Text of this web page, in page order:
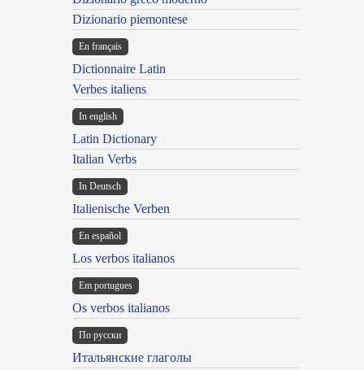
Dizionario piemontese
En français
Dictionnaire Latin
Verbes italiens
In english
Latin Dictionary
Italian Verbs
In Deutsch
Italienische Verben
En español
Los verbos italianos
Em portugues
Os verbos italianos
По русски
Итальянские глаголы